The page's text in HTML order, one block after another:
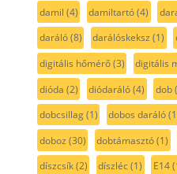
damil (4) damiltartó(4)
daráló(8) darálóskeksz (1)
digitális hőmérő(3) digitális
dióda (2) diódaráló(4) dob
dobcsillag(1) dobos daráló
doboz (30) dobtámasztó(1)
díszcsík(2) díszléc(1) E14